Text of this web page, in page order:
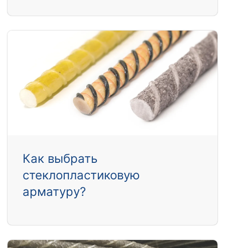
Как выбрать
стеклопластиковую
арматуру?